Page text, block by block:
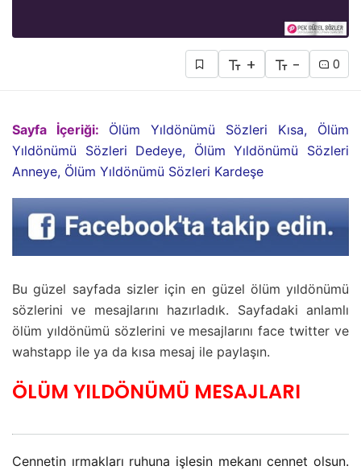
+ - 0
Sayfa İçeriği:
Ölüm Yıldönümü Sözleri Kısa, Ölüm
Yıldönümü Sözleri Dedeye, Ölüm Yıldönümü Sözleri
Anneye, Ölüm Yıldönümü Sözleri Kardeşe
Bu güzel sayfada sizler için en güzel ölüm yıldönümü
sözlerini ve mesajlarını hazırladık. Sayfadaki anlamlı
ölüm yıldönümü sözlerini ve mesajlarını face twitter ve
wahstapp ile ya da kısa mesaj ile paylaşın.
ÖLÜM YILDÖNÜMÜ MESAJLARI
Cennetin ırmakları ruhuna işlesin mekanı cennet olsun.